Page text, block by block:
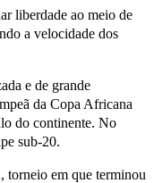
liberdade ao meio de
a velocidade dos
e de grande
da Copa Africana
do continente. No
sub-20.
torneio em que terminou